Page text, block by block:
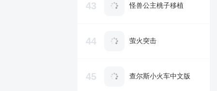
43 怪兽公主桃子移植
44 萤火突击
45 查尔斯小火车中文版